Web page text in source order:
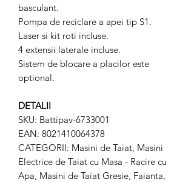
basculant.
Pompa de reciclare a apei tip S1.
Laser si kit roti incluse.
4 extensii laterale incluse.
Sistem de blocare a placilor este
optional.
DETALII
SKU: Battipav-6733001
EAN: 8021410064378
CATEGORII: Masini de Taiat, Masini
Electrice de Taiat cu Masa - Racire cu
Apa, Masini de Taiat Gresie, Faianta,